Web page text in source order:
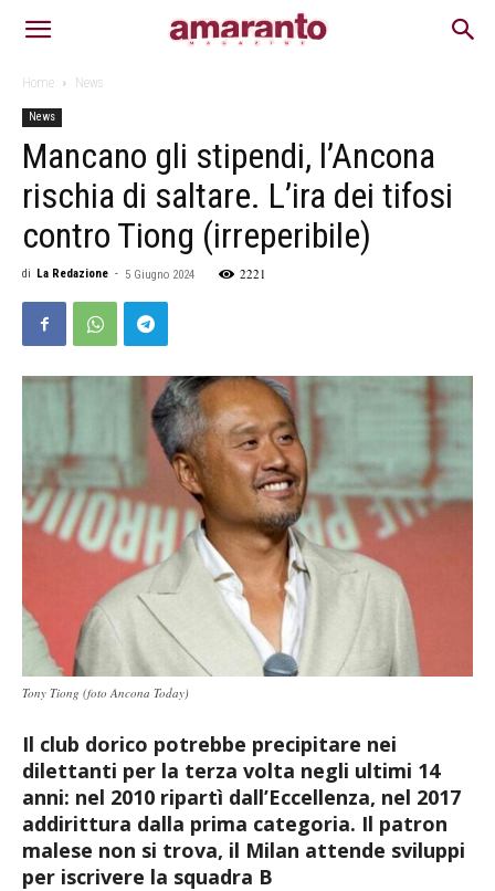
Home News
News
Mancano gli stipendi, l’Ancona
rischia di saltare. L’ira dei tifosi
contro Tiong (irreperibile)
di La Redazione - 5 Giugno 2024 2221
Tony Tiong (foto Ancona Today)
Il club dorico potrebbe precipitare nei
dilettanti per la terza volta negli ultimi 14
anni: nel 2010 ripartì dall’Eccellenza, nel 2017
addirittura dalla prima categoria. Il patron
malese non si trova, il Milan attende sviluppi
per iscrivere la squadra B